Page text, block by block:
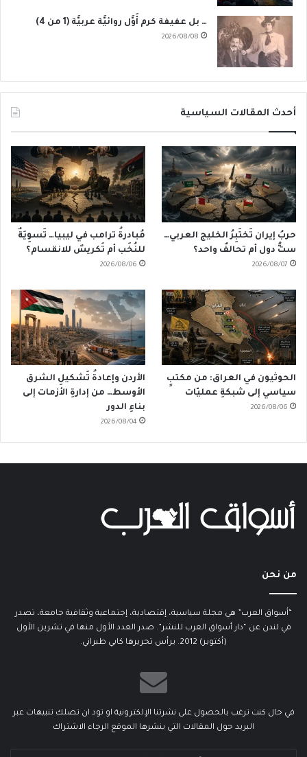
… بل عفيفة كرم أَوَّل روائيَّة عربيَّة (1 من 4)
2026/08/08
أحدث المقالات السياسية
حربُ إيران تَختَبِرُ الخليج العربي…
ستُّ دول أم تحالفٌ واحد؟
2026/08/07
مُبادرةُ ترامب في ليبيا… تَسوِيَةٌ
للنُخَب أم تَكريسٌ للانقسام؟
2026/08/06
الحوثيون في العراق: من مكتبٍ
سياسي إلى شبكةِ عمليّات
2026/08/06
الأردن وإعادةُ تَشكيلِ الشرق
الأوسط… من إدارةِ الأزمات إلى
بناءِ الدور
2026/08/04
من نحن
“أسواق العرب” هي مجلة سياسية، إقتصادية، إجتماعية وثقافية جامعة، تصدر
في لندن عن “دار أسواق العرب للنشر”. صدر العدد الأول منها في تشرين الأول
(أكتوبر) 2012. يرأس تحريرها كابي طبراني.
في حال كنت ترغب بالحصول على نشرتنا الإلكترونية او تود ان تصلك تنبيهات عبر
البريد حول المقالات التي ينشرها الموقع الرجاء الاشتراك